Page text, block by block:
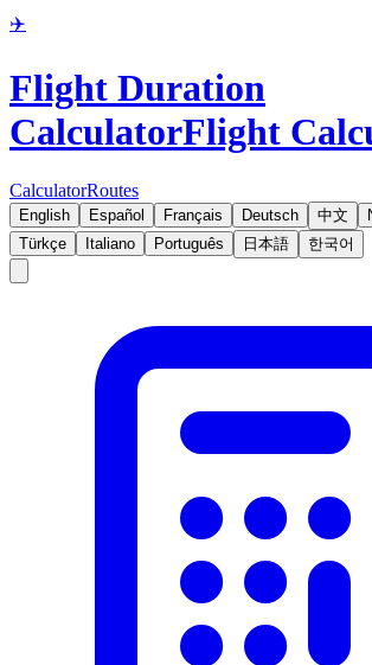
✈️
Flight Duration
CalculatorFlight
CalculatorRoutes
English Español Français Deutsch 中文
Türkçe
Italiano Português 日本語 한국어